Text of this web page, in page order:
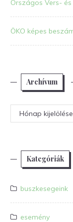
Országos Vers-
ÖKO képes
Archívum
Archívum
Kategóriák
buszkesegeink
esemény